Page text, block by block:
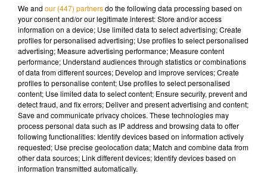
« Alexa65 », il s’agit d’une caméra pouvant filmer en 6K. Le
récent film « Roma » a par exemple été tourné avec ce
modèle. Enfin, « Bientôt, Arthur sera de nouveau un
héros… » fait référence à la fin de la série. Tout ce que l’on
sait pour le moment, c’est que le premier film sera de toute
évidence en partie tournée dans les dunes de sable …
Musique
We and our (447) partnersdo the following data processing based on
your consent and/or our legitimate interest: Store and/or access
information on a device; Use limited data to select advertising; Create
profiles for personalised advertising; Use profiles to select personalised
advertising; Measure advertising performance; Measure content
performance; Understand audiences through statistics or combinations
of data from different sources; Develop and improve services; Create
profiles to personalise content; Use profiles to select personalised
content; Use limited data to select content; Ensure security, prevent and
detect fraud, and fix errors; Deliver and present advertising and content;
Save and communicate privacy choices. These technologies may
process personal data such as IP address and browsing data to offer
following functionalities: Identify devices based on information actively
requested; Use precise geolocation data; Match and combine data from
other data sources; Link different devices; Identify devices based on
information transmitted automatically.